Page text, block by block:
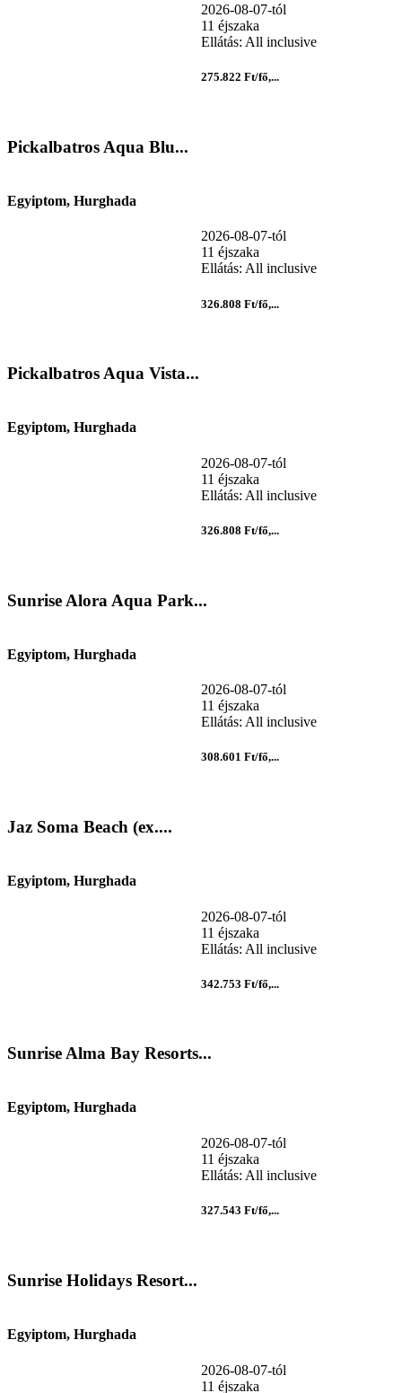
2026-08-07-tól
11 éjszaka
Ellátás: All inclusive
275.822 Ft/fő,...
Pickalbatros Aqua Blu...
Egyiptom, Hurghada
2026-08-07-tól
11 éjszaka
Ellátás: All inclusive
326.808 Ft/fő,...
Pickalbatros Aqua Vista...
Egyiptom, Hurghada
2026-08-07-tól
11 éjszaka
Ellátás: All inclusive
326.808 Ft/fő,...
Sunrise Alora Aqua Park...
Egyiptom, Hurghada
2026-08-07-tól
11 éjszaka
Ellátás: All inclusive
308.601 Ft/fő,...
Jaz Soma Beach (ex....
Egyiptom, Hurghada
2026-08-07-tól
11 éjszaka
Ellátás: All inclusive
342.753 Ft/fő,...
Sunrise Alma Bay Resorts...
Egyiptom, Hurghada
2026-08-07-tól
11 éjszaka
Ellátás: All inclusive
327.543 Ft/fő,...
Sunrise Holidays Resort...
Egyiptom, Hurghada
2026-08-07-tól
11 éjszaka